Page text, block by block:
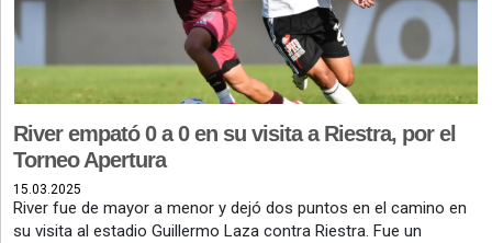
River empató 0 a 0 en su visita a Riestra, por el
Torneo Apertura
15.03.2025
River fue de mayor a menor y dejó dos puntos en el camino en
su visita al estadio Guillermo Laza contra Riestra. Fue un